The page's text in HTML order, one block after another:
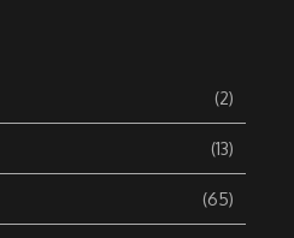
(2)
(13)
(65)